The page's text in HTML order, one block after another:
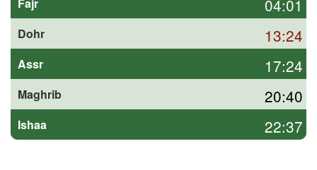
04:01
Dohr 13:24
Assr 17:24
Maghrib 20:40
Ishaa 22:37